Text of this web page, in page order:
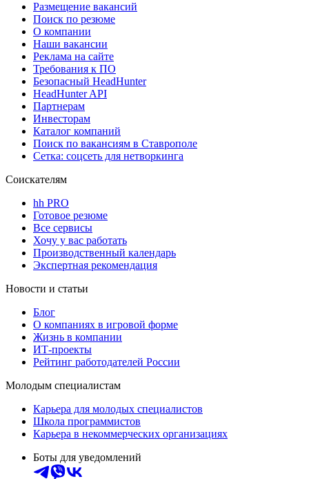
Размещение вакансий
Поиск по резюме
О компании
Наши вакансии
Реклама на сайте
Требования к ПО
Безопасный HeadHunter
HeadHunter API
Партнерам
Инвесторам
Каталог компаний
Поиск по вакансиям в Ставрополе
Сетка: соцсеть для нетворкинга
Соискателям
hh PRO
Готовое резюме
Все сервисы
Хочу у вас работать
Производственный календарь
Экспертная рекомендация
Новости и статьи
Блог
О компаниях в игровой форме
Жизнь в компании
ИТ-проекты
Рейтинг работодателей России
Молодым специалистам
Карьера для молодых специалистов
Школа программистов
Карьера в некоммерческих организациях
Боты для уведомлений